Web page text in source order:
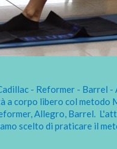
- Reformer - Barrel
a corpo libero col metodo
Allegro, Barrel.
scelto di praticare il